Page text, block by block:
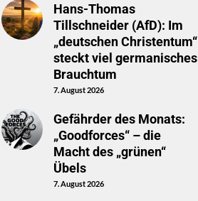
Hans-Thomas
Tillschneider (AfD): Im
„deutschen Christentum“
steckt viel germanisches
Brauchtum
7. August 2026
Gefährder des Monats:
„Goodforces“ – die
Macht des „grünen“
Übels
7. August 2026